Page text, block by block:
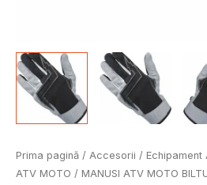
Prima pagină / Accesorii / Echipament
ATV MOTO / MANUSI ATV MOTO